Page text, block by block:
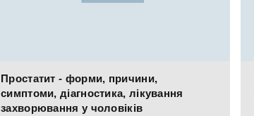
Простатит - форми, причини,
симптоми, діагностика, лікування
захворювання у чоловіків